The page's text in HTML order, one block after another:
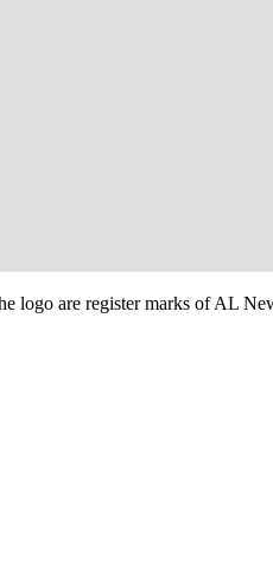
logo are register marks of AL